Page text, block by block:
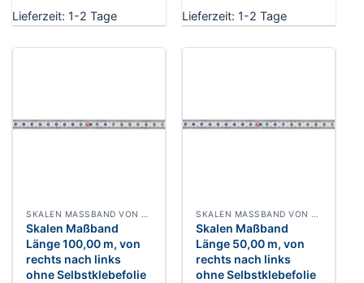
Lieferzeit: 1-2 Tage Lieferzeit: 1-2 Tage
Skalen Maßband
Länge 100,00 m, von
rechts nach links
ohne Selbstklebefolie
Skalen Maßband
Länge 50,00 m, von
rechts nach links
ohne Selbstklebefolie